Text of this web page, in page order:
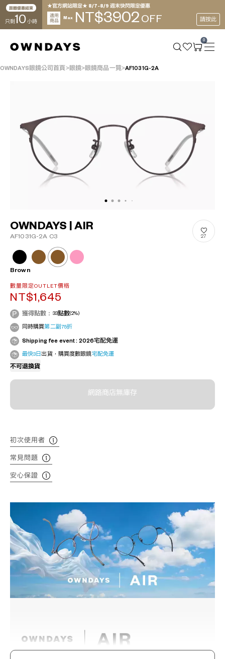
距離優惠結束
只剩 10 小時
★官方網站限定★ 8/7~8/9 週末快閃限定優惠
適用
商品
Max NT$3902 OFF 請按此
0
OWNDAYS眼鏡公司首頁 眼鏡 眼鏡商品一覽 AF1031G-2A
OWNDAYS | AIR
AF1031G-2A C3 27
Brown
數量限定OUTLET價格
NT$1,645
獲得點數： 33點數(2%)
同時購買第二副75折
Shipping fee event : 2026宅配免運
最快3日 出貨，購買度數眼鏡宅配免運
不可退換貨
網路商店無庫存
初次使用者
常見問題
安心保證